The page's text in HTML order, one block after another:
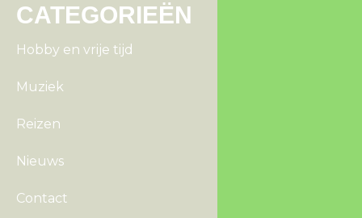
CATEGORIEËN
Hobby en vrije tijd
Muziek
Reizen
Nieuws
Contact